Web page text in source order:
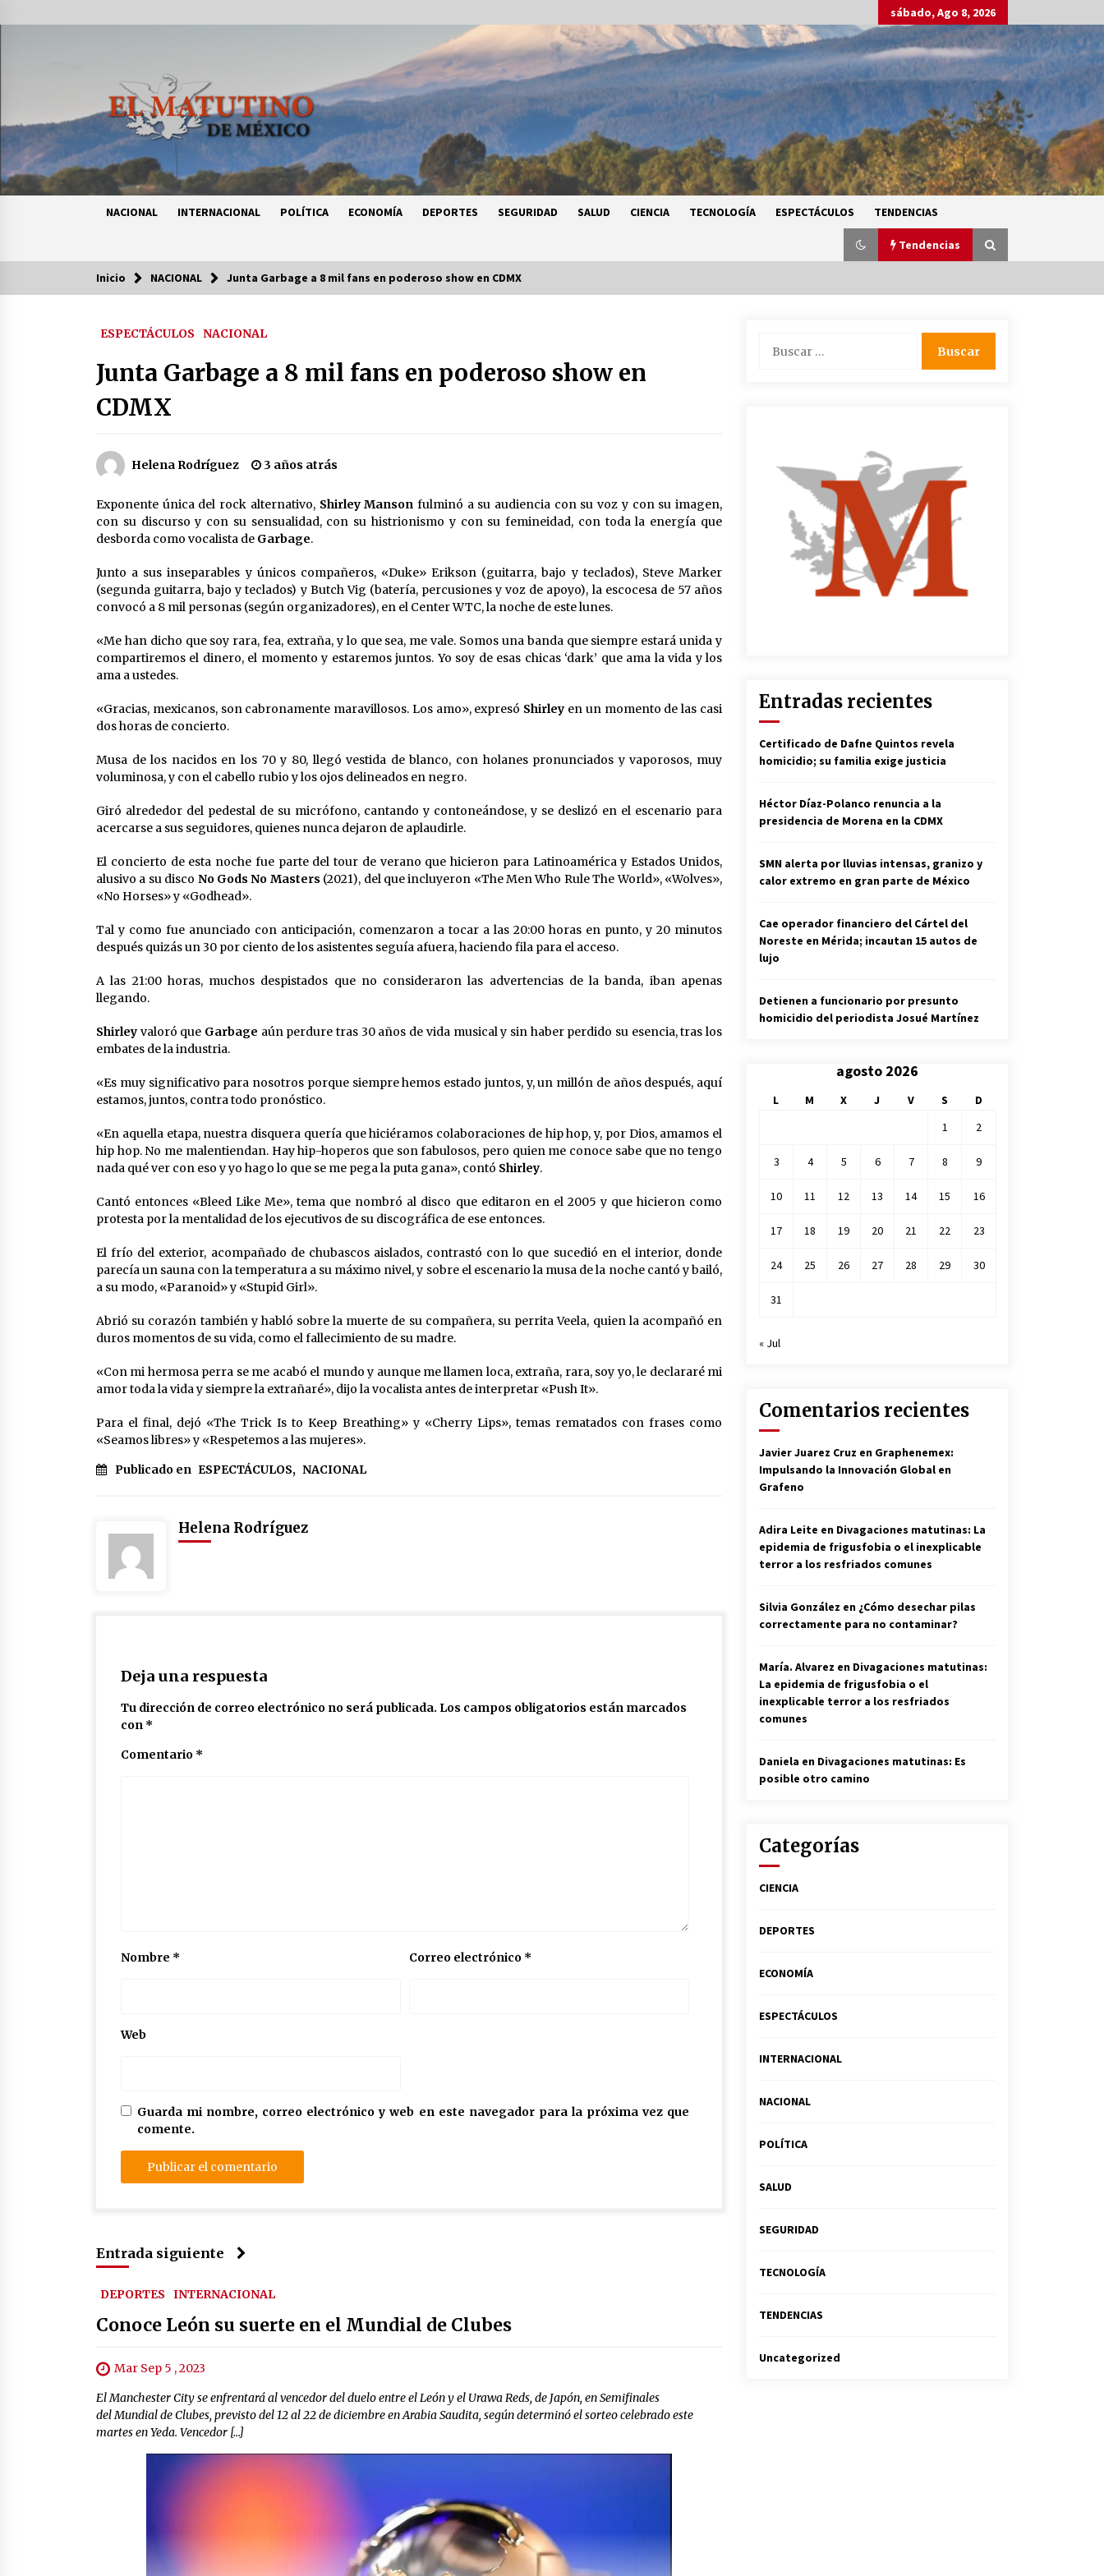
al
sábado, Ago 8, 2026
NACIONAL INTERNACIONAL POLÍTICA ECONOMÍA DEPORTES SEGURIDAD SALUD CIENCIA TECNOLOGÍA ESPECTÁCULOS TENDENCIAS
Tendencias
Tendencias
Certificado de Dafne Quintos revela
3 semanas atrás 3 semanas atrás
granizo y calor extremo en gran
3 semanas atrás
secretaria de las Mujeres, anuncia
Sheinbaum
2 meses atrás
CNTE y Segob: «ya dimos nuestras
propuestas»
Zar antidrogas de EE.UU.: “vamos
por los políticos mexicanos que
protegen al narco”
2 meses atrás
Trump anuncia acuerdo con Irán y
el fin de operaciones militares
entre ambos países
2 meses atrás
Trump asegura que barcos
cargados de petróleo están
empezando a salir de Ormuz
2 meses atrás
México libraría posible arancel de
EE.UU. en 85% de sus exportaciones
Inicio NACIONAL Junta Garbage a 8 mil fans en poderoso show en CDMX
ESPECTÁCULOS NACIONAL
Junta Garbage a 8 mil fans en poderoso show en
CDMX
Helena Rodríguez 3 años atrás
Exponente única del rock alternativo, Shirley Manson fulminó a su audiencia con su voz y con su imagen,
con su discurso y con su sensualidad, con su histrionismo y con su femineidad, con toda la energía que
desborda como vocalista de Garbage.
Junto a sus inseparables y únicos compañeros, «Duke» Erikson (guitarra, bajo y teclados), Steve Marker
(segunda guitarra, bajo y teclados) y Butch Vig (batería, percusiones y voz de apoyo), la escocesa de 57 años
convocó a 8 mil personas (según organizadores), en el Center WTC, la noche de este lunes.
«Me han dicho que soy rara, fea, extraña, y lo que sea, me vale. Somos una banda que siempre estará unida y
compartiremos el dinero, el momento y estaremos juntos. Yo soy de esas chicas ‘dark’ que ama la vida y los
ama a ustedes.
«Gracias, mexicanos, son cabronamente maravillosos. Los amo», expresó Shirley en un momento de las casi
dos horas de concierto.
Musa de los nacidos en los 70 y 80, llegó vestida de blanco, con holanes pronunciados y vaporosos, muy
voluminosa, y con el cabello rubio y los ojos delineados en negro.
Giró alrededor del pedestal de su micrófono, cantando y contoneándose, y se deslizó en el escenario para
acercarse a sus seguidores, quienes nunca dejaron de aplaudirle.
El concierto de esta noche fue parte del tour de verano que hicieron para Latinoamérica y Estados Unidos,
alusivo a su disco No Gods No Masters (2021), del que incluyeron «The Men Who Rule The World», «Wolves»,
«No Horses» y «Godhead».
Tal y como fue anunciado con anticipación, comenzaron a tocar a las 20:00 horas en punto, y 20 minutos
después quizás un 30 por ciento de los asistentes seguía afuera, haciendo fila para el acceso.
A las 21:00 horas, muchos despistados que no consideraron las advertencias de la banda, iban apenas
llegando.
Shirley valoró que Garbage aún perdure tras 30 años de vida musical y sin haber perdido su esencia, tras los
embates de la industria.
«Es muy significativo para nosotros porque siempre hemos estado juntos, y, un millón de años después, aquí
estamos, juntos, contra todo pronóstico.
«En aquella etapa, nuestra disquera quería que hiciéramos colaboraciones de hip hop, y, por Dios, amamos el
hip hop. No me malentiendan. Hay hip-hoperos que son fabulosos, pero quien me conoce sabe que no tengo
nada qué ver con eso y yo hago lo que se me pega la puta gana», contó Shirley.
Cantó entonces «Bleed Like Me», tema que nombró al disco que editaron en el 2005 y que hicieron como
protesta por la mentalidad de los ejecutivos de su discográfica de ese entonces.
El frío del exterior, acompañado de chubascos aislados, contrastó con lo que sucedió en el interior, donde
parecía un sauna con la temperatura a su máximo nivel, y sobre el escenario la musa de la noche cantó y bailó,
a su modo, «Paranoid» y «Stupid Girl».
Abrió su corazón también y habló sobre la muerte de su compañera, su perrita Veela, quien la acompañó en
duros momentos de su vida, como el fallecimiento de su madre.
«Con mi hermosa perra se me acabó el mundo y aunque me llamen loca, extraña, rara, soy yo, le declararé mi
amor toda la vida y siempre la extrañaré», dijo la vocalista antes de interpretar «Push It».
Para el final, dejó «The Trick Is to Keep Breathing» y «Cherry Lips», temas rematados con frases como
«Seamos libres» y «Respetemos a las mujeres».
Publicado en ESPECTÁCULOS, NACIONAL
Helena Rodríguez
Deja una respuesta
Tu dirección de correo electrónico no será publicada. Los campos obligatorios están marcados
con *
Comentario *
Nombre * Correo electrónico *
Web
Guarda mi nombre, correo electrónico y web en este navegador para la próxima vez que
comente.
Entrada siguiente
DEPORTES INTERNACIONAL
Conoce León su suerte en el Mundial de Clubes
Mar Sep 5 , 2023
El Manchester City se enfrentará al vencedor del duelo entre el León y el Urawa Reds, de Japón, en Semifinales
del Mundial de Clubes, previsto del 12 al 22 de diciembre en Arabia Saudita, según determinó el sorteo celebrado este
martes en Yeda. Vencedor […]
Entradas recientes
Certificado de Dafne Quintos revela
homicidio; su familia exige justicia
Héctor Díaz-Polanco renuncia a la
presidencia de Morena en la CDMX
SMN alerta por lluvias intensas, granizo y
calor extremo en gran parte de México
Cae operador financiero del Cártel del
Noreste en Mérida; incautan 15 autos de
lujo
Detienen a funcionario por presunto
homicidio del periodista Josué Martínez
agosto 2026
L M X J V S
D
1
2
3 4 5 6 7 8 9
10 11 12 13 14 15 16
17 18 19 20 21 22 23
24 25 26 27 28 29 30
31
« Jul
Comentarios recientes
Javier Juarez Cruz en Graphenemex:
Impulsando la Innovación Global en
Grafeno
Adira Leite en Divagaciones matutinas: La
epidemia de frigusfobia o el inexplicable
terror a los resfriados comunes
Silvia González en ¿Cómo desechar pilas
correctamente para no contaminar?
María. Alvarez en Divagaciones matutinas:
La epidemia de frigusfobia o el
inexplicable terror a los resfriados
comunes
Daniela en Divagaciones matutinas: Es
posible otro camino
Categorías
CIENCIA
DEPORTES
ECONOMÍA
ESPECTÁCULOS
INTERNACIONAL
NACIONAL
POLÍTICA
SALUD
SEGURIDAD
TECNOLOGÍA
TENDENCIAS
Uncategorized